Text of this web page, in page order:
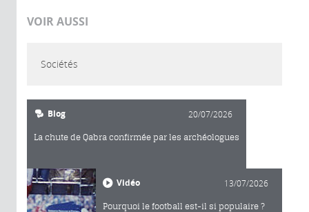
VOIR AUSSI
Sociétés
Blog 20/07/2026
La chute de Qabra confirmée par les archéologues
Vidéo 13/07/2026
Pourquoi le football est-il si populaire ?